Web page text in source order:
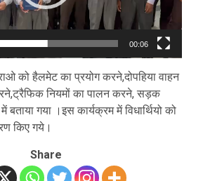
00:06
को हैलमेट का प्रयोग करने,दोपहिया वाहन
नियमों का पालन करने, सड़क
बताया गया ।इस कार्यक्रम में विधार्थियो को
किए गये।
Share